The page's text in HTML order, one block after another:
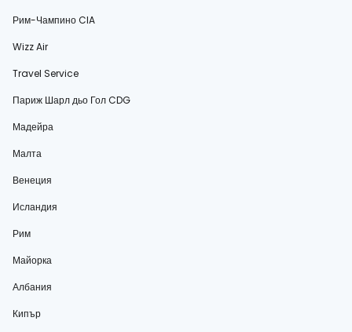
Рим-Чампино CIA
Wizz Air
Travel Service
Париж Шарл дьо Гол CDG
Мадейра
Малта
Венеция
Исландия
Рим
Майорка
Албания
Кипър